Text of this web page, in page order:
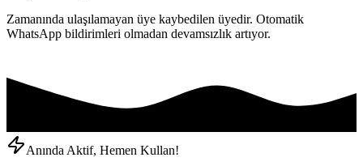
Zamanında ulaşılamayan üye kaybedilen üyedir. Otomatik
WhatsApp bildirimleri olmadan devamsızlık artıyor.
Anında Aktif, Hemen Kullan!